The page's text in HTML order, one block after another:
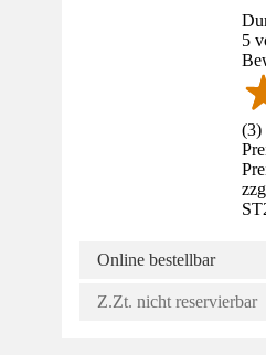
5
(3)
ST
Online bestellbar
Z.Zt. nicht reservierbar